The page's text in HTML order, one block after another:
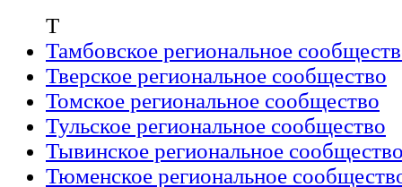
Т
Тамбовское региональное
Тверское региональное сообщество
Томское региональное сообщество
Тульское региональное сообщество
Тывинское региональное
Тюменское региональное